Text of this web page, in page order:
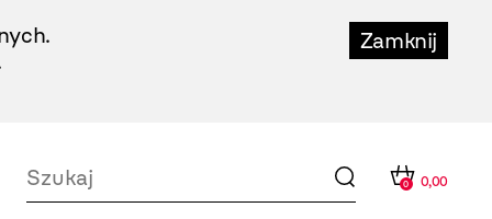
Zamknij
0 0,00